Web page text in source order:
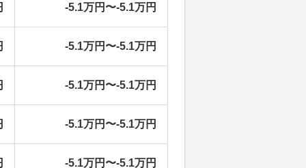
-5.1万円〜-5.1万円
-5.1万円〜-5.1万円
-5.1万円〜-5.1万円
-5.1万円〜-5.1万円
-5.1万円〜-5.1万円